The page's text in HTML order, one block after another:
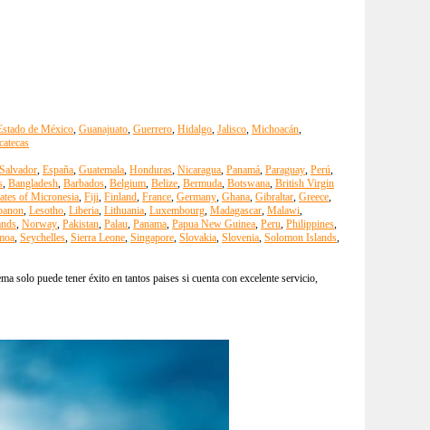
de México, Guanajuato, Guerrero, Hidalgo, Jalisco, Michoacán,
, España, Guatemala, Honduras, Nicaragua, Panamá, Paraguay, Perú,
, Bangladesh, Barbados, Belgium, Belize, Bermuda, Botswana, British Virgin
of Micronesia, Fiji, Finland, France, Germany, Ghana, Gibraltar, Greece,
, Lesotho, Liberia, Lithuania, Luxembourg, Madagascar, Malawi,
, Norway, Pakistan, Palau, Panama, Papua New Guinea, Peru, Philippines,
, Seychelles, Sierra Leone, Singapore, Slovakia, Slovenia, Solomon Islands,
solo puede tener éxito en tantos paises si cuenta con excelente servicio,